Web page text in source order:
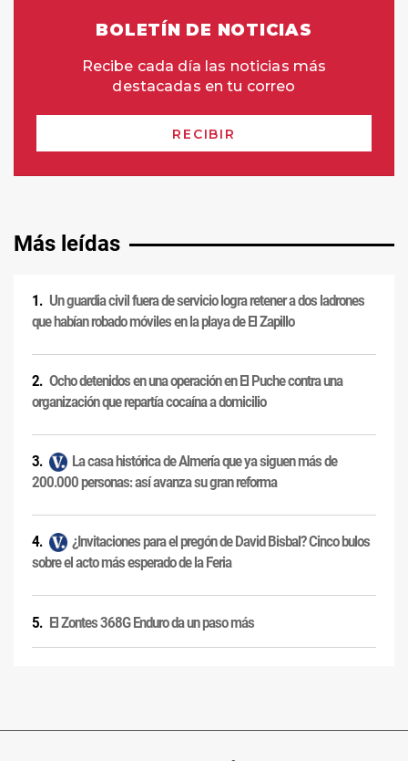
Más leídas
Un guardia civil fuera de servicio logra retener a dos ladrones
que habían robado móviles en la playa de El Zapillo
Ocho detenidos en una operación en El Puche contra una
organización que repartía cocaína a domicilio
La casa histórica de Almería que ya siguen más de
200.000 personas: así avanza su gran reforma
¿Invitaciones para el pregón de David Bisbal? Cinco bulos
sobre el acto más esperado de la Feria
El Zontes 368G Enduro da un paso más